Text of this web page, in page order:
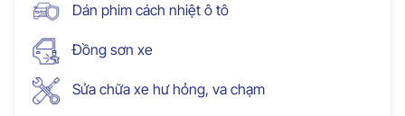
Dán phim cách nhiệt ô tô
Đồng sơn xe
Sửa chữa xe hư hỏng, va chạm